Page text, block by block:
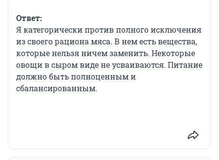
Ответ:
Я категорически против полного исключения
из своего рациона мяса. В нем есть вещества,
которые нельзя ничем заменить. Некоторые
овощи в сыром виде не усваиваются. Питание
должно быть полноценным и
сбалансированным.